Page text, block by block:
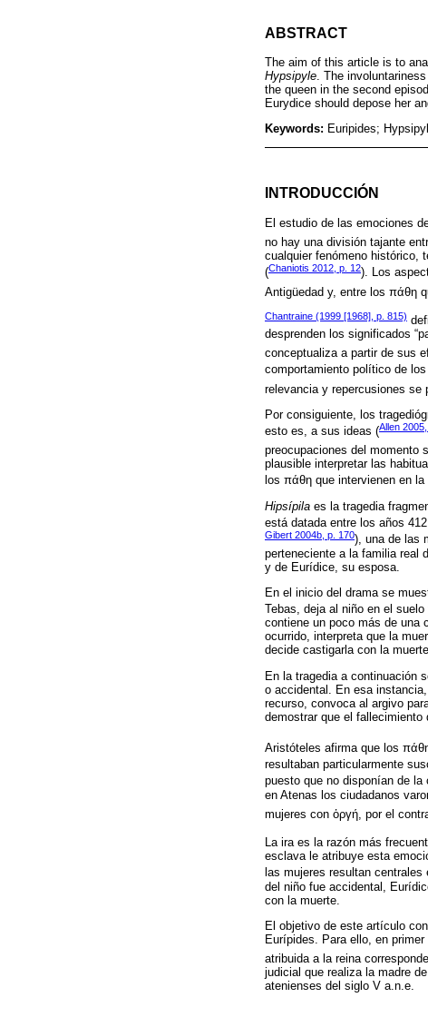
ABSTRACT
The aim of this article is to
Hypsipyle. The
the queen in the second
Eurydice should depose her
Keywords: Euripides;
INTRODUCCIÓN
El estudio de las emociones
no hay una división tajante
cualquier fenómeno histórico,
(Chaniotis 2012, p. 12). Los
Antigüedad y, entre los πάθη
Chantraine (1999 [1968], p. 815)
desprenden los significados
conceptualiza a partir de sus
comportamiento político de
relevancia y repercusiones se
Por consiguiente, los
esto es, a sus ideas (Allen
preocupaciones del momento
plausible interpretar las
los πάθη que intervienen en
Hipsípila es la tragedia
está datada entre los años
Gibert 2004b, p. 170), una de las
perteneciente a la familia real
y de Eurídice, su esposa.
En el inicio del drama se
Tebas, deja al niño en el
contiene un poco más de una
ocurrido, interpreta que la
decide castigarla con la
En la tragedia a continuación
o accidental. En esa
recurso, convoca al argivo
demostrar que el fallecimiento
Aristóteles afirma que los
resultaban particularmente
puesto que no disponían de la
en Atenas los ciudadanos
mujeres con ὀργή, por el
La ira es la razón más
esclava le atribuye esta
las mujeres resultan centrales
del niño fue accidental,
con la muerte.
El objetivo de este artículo
Eurípides. Para ello, en
atribuida a la reina
judicial que realiza la madre
atenienses del siglo V a.n.e.